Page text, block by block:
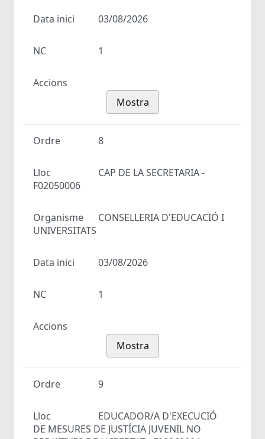
Data inici 03/08/2026
NC 1
Accions
Mostra
Ordre 8
Lloc
CAP DE LA SECRETARIA -
F02050006
Organisme
CONSELLERIA D'EDUCACIÓ I
UNIVERSITATS
Data inici 03/08/2026
NC 1
Accions
Mostra
Ordre 9
Lloc
EDUCADOR/A D'EXECUCIÓ
DE MESURES DE JUSTÍCIA JUVENIL NO